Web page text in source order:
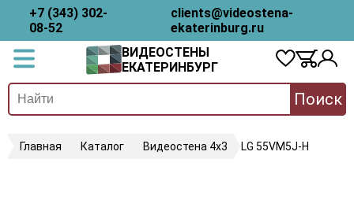
+7 (343) 302-
08-52
clients@videostena-
ekaterinburg.ru
ВИДЕОСТЕНЫ
ЕКАТЕРИНБУРГ
Поиск
Главная Каталог Видеостена 4х3 LG 55VM5J-H